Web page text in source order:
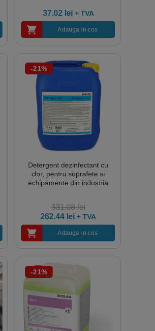
37.02 lei + TVA
Adauga in cos
-21%
Detergent dezinfectant cu
clor, pentru suprafete si
echipamente din industria
331.08lei
262.44 lei + TVA
Adauga in cos
-21%